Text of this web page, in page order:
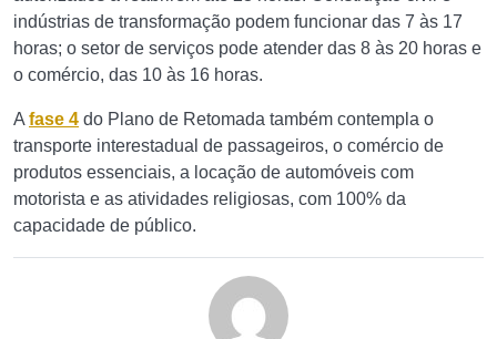
indústrias de transformação podem funcionar das 7 às 17
horas; o setor de serviços pode atender das 8 às 20 horas e
o comércio, das 10 às 16 horas.
A fase 4 do Plano de Retomada também contempla o
transporte interestadual de passageiros, o comércio de
produtos essenciais, a locação de automóveis com
motorista e as atividades religiosas, com 100% da
capacidade de público.